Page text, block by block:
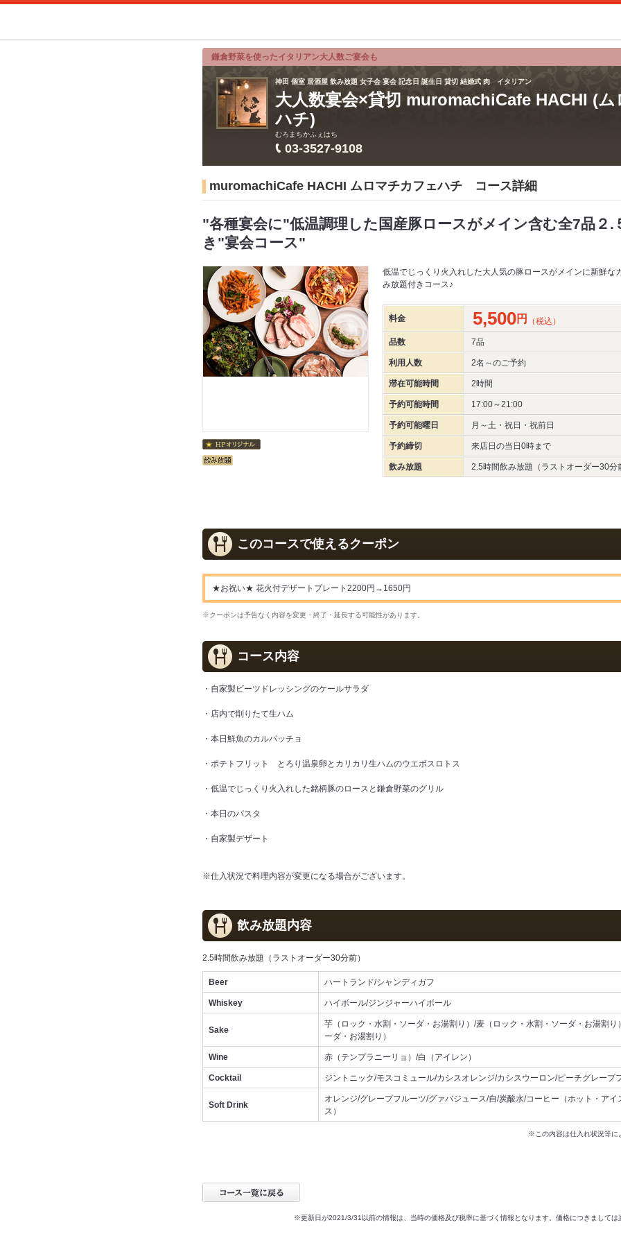
鎌倉野菜を使ったイタリアン大人数ご宴会も
神田 個室 居酒屋 飲み放題 女子会 宴会 記念日 誕生日 貸切 結婚式 肉 イタリアン
大人数宴会×貸切 muromachiCafe HACHI (ム
ハチ)
むろまちかふぇはち
03-3527-9108
muromachiCafe HACHI ムロマチカフェハチ コース詳細
"各種宴会に"低温調理した国産豚ロースがメイン含む全7品２.
き"宴会コース"
低温でじっくり火入れした大人気の豚ロースがメインに新鮮な
み放題付きコース♪
料金 5,500円 （税込）
品数 7品
利用人数 2名～のご予約
滞在可能時間 2時間
予約可能時間 17:00～21:00
予約可能曜日 月～土・祝日・祝前日
予約締切 来店日の当日0時まで
飲み放題 2.5時間飲み放題（ラストオーダー30分
このコースで使えるクーポン
★お祝い★ 花火付デザートプレート2200円→1650円
※クーポンは予告なく内容を変更・終了・延長する可能性があります。
コース内容
・自家製ビーツドレッシングのケールサラダ
・店内で削りたて生ハム
・本日鮮魚のカルパッチョ
・ポテトフリット とろり温泉卵とカリカリ生ハムのウエボスロトス
・低温でじっくり火入れした銘柄豚のロースと鎌倉野菜のグリル
・本日のパスタ
・自家製デザート
※仕入状況で料理内容が変更になる場合がございます。
飲み放題内容
2.5時間飲み放題（ラストオーダー30分前）
Beer ハートランド/シャンディガフ
Whiskey ハイボール/ジンジャーハイボール
Sake
芋（ロック・水割・ソーダ・お湯割り）/麦（ロック・水割・ソーダ・お湯割り
ーダ・お湯割り）
Wine 赤（テンプラニーリョ）/白（アイレン）
Cocktail ジントニック/モスコミュール/カシスオレンジ/カシスウーロン/ピーチグレープ
Soft Drink
オレンジ/グレープフルーツ/グァバジュース/自/炭酸水/コーヒー（ホット・アイ
ス）
※この内容は仕入れ状況等に
※更新日が2021/3/31以前の情報は、当時の価格及び税率に基づく情報となります。価格につきましては